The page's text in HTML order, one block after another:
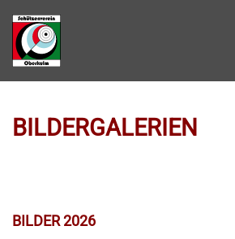
Zum Hauptinhalt springen
BILDERGALERIEN
BILDER 2026